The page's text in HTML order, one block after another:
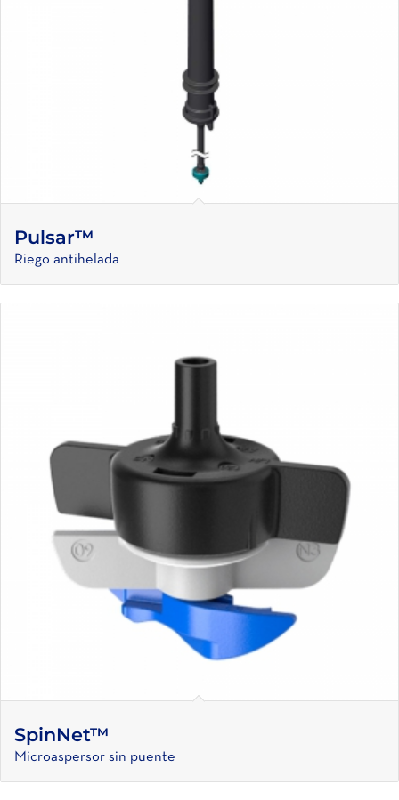
Pulsar™
Riego antihelada
SpinNet™
Microaspersor sin puente